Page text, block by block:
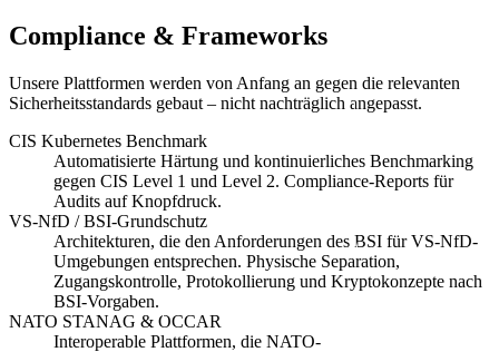
Compliance & Frameworks
Unsere Plattformen werden von Anfang an gegen die relevanten
Sicherheitsstandards gebaut – nicht nachträglich angepasst.
CIS Kubernetes Benchmark
Automatisierte Härtung und kontinuierliches Benchmarking
gegen CIS Level 1 und Level 2. Compliance-Reports für
Audits auf Knopfdruck.
VS-NfD / BSI-Grundschutz
Architekturen, die den Anforderungen des BSI für VS-NfD-
Umgebungen entsprechen. Physische Separation,
Zugangskontrolle, Protokollierung und Kryptokonzepte nach
BSI-Vorgaben.
NATO STANAG & OCCAR
Interoperable Plattformen, die NATO-